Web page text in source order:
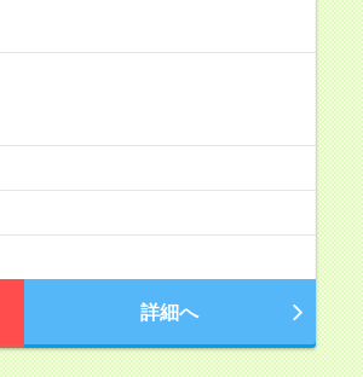
詳細へ